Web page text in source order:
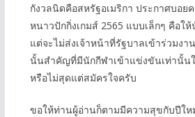
กังวลนิดคือสหรัฐอเมริกา ประกาศบอย
หนาวปักกิ่งเกมส์ 2565 แบบเล็กๆ คือใ
แต่จะไม่ส่งเจ้าหน้าที่รัฐบาลเข้าร่วมงา
นั้นสำคัญที่มีนักกีฬาเข้าแข่งขันเท่านั้น
หรือไม่สุดแต่สมัครใจครับ
ขอให้ท่านผู้อ่านก็ตามมีความสุขกับปีให